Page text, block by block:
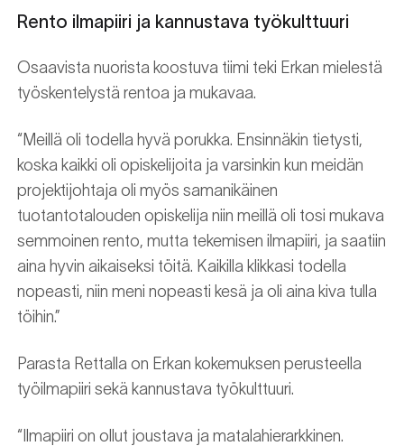
Rento ilmapiiri ja kannustava työkulttuuri
Osaavista nuorista koostuva tiimi teki Erkan mielestä
työskentelystä rentoa ja mukavaa.
“Meillä oli todella hyvä porukka. Ensinnäkin tietysti,
koska kaikki oli opiskelijoita ja varsinkin kun meidän
projektijohtaja oli myös samanikäinen
tuotantotalouden opiskelija niin meillä oli tosi mukava
semmoinen rento, mutta tekemisen ilmapiiri, ja saatiin
aina hyvin aikaiseksi töitä. Kaikilla klikkasi todella
nopeasti, niin meni nopeasti kesä ja oli aina kiva tulla
töihin.”
Parasta Rettalla on Erkan kokemuksen perusteella
työilmapiiri sekä kannustava työkulttuuri.
“Ilmapiiri on ollut joustava ja matalahierarkkinen.